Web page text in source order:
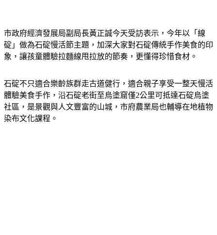
市政府經濟發展局副局長黃正誠今天受訪表示，今年以「線
碇」做為石碇慢活節主題，加深大家對石碇傳統手作美食的印
象，讓孩童體驗拉麵線甩拉放的節奏，更懂得珍惜食材。
石碇不只適合樂齡族群走古道健行，適合親子享受一整天慢活
體驗美食手作，沿石碇老街至烏塗窟僅2公里可抵達石碇烏塗
社區，是景觀與人文豐富的山城，市府農業局也輔導在地植物
染布文化課程。